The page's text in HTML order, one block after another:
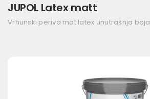
JUPOL Latex matt
Vrhunski periva mat latex unutrašnja boja